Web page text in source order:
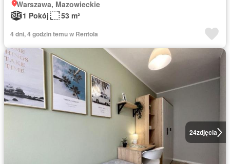
Warszawa, Mazowieckie
1 Pokój
53 m²
4 dni, 4 godzin temu w Rentola
24zdjęcia